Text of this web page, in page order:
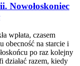
Nowołoskoniec
wpłata, czasem
obecność na starcie i
po raz kolejny
działać razem, kiedy